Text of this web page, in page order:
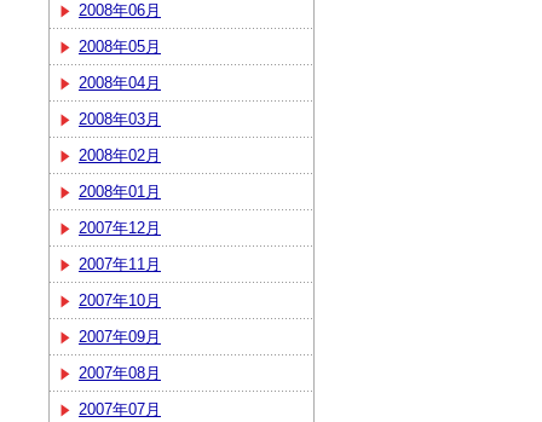
2008年06月
2008年05月
2008年04月
2008年03月
2008年02月
2008年01月
2007年12月
2007年11月
2007年10月
2007年09月
2007年08月
2007年07月